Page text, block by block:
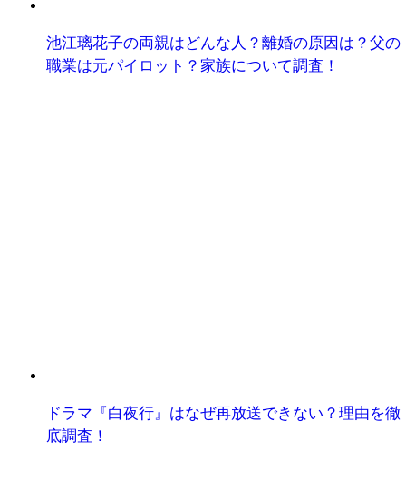
池江璃花子の両親はどんな人？離婚の原因は？父の
職業は元パイロット？家族について調査！
ドラマ『白夜行』はなぜ再放送できない？理由を徹
底調査！